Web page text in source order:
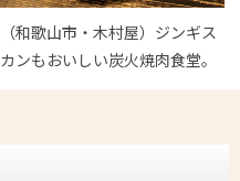
（和歌山市・木村屋）ジンギス
カンもおいしい炭火焼肉食堂。